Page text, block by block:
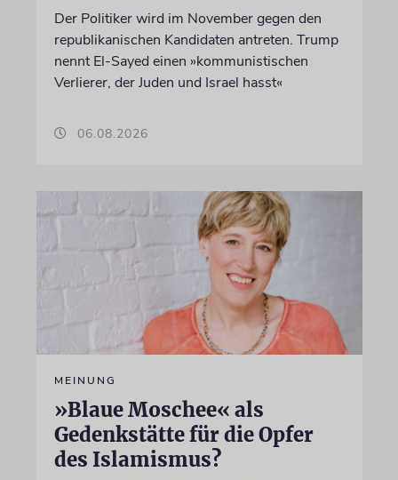
Der Politiker wird im November gegen den
republikanischen Kandidaten antreten. Trump
nennt El-Sayed einen »kommunistischen
Verlierer, der Juden und Israel hasst«
06.08.2026
MEINUNG
»Blaue Moschee« als
Gedenkstätte für die Opfer
des Islamismus?